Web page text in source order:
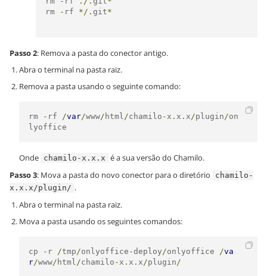
rm
- rf */. git*
Passo 2: Remova a pasta do conector antigo.
Abra o terminal na pasta raiz.
Remova a pasta usando o seguinte comando:
rm - rf /var/www/ html /chamilo - x . x . x /plugin /on
lyoffice
Onde chamilo-x.x.x é a sua versão do Chamilo.
Passo 3: Mova a pasta do novo conector para o diretório
chamilo-
x.x.x/plugin/ .
Abra o terminal na pasta raiz.
Mova a pasta usando os seguintes comandos:
cp - r /tmp /onlyoffice -deploy /onlyoffice /va
r/www/ html /chamilo - x . x . x /plugin /